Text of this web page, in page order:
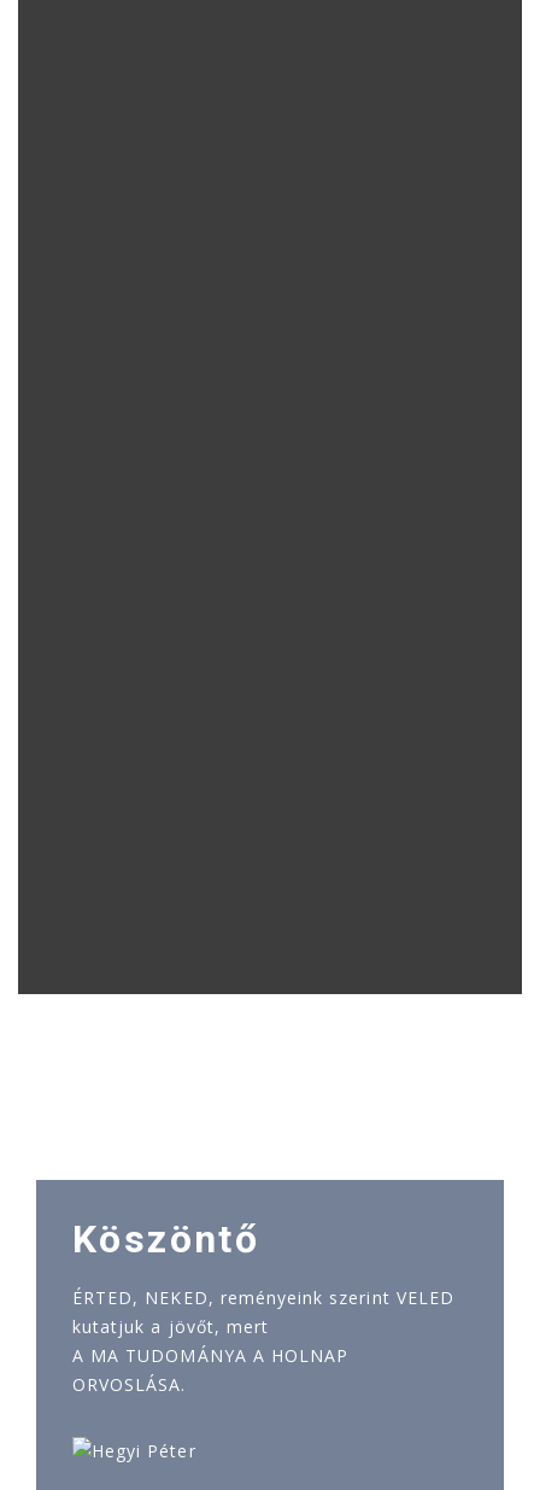
Köszöntő
ÉRTED, NEKED, reményeink szerint VELED
kutatjuk a jövőt, mert
A MA TUDOMÁNYA A HOLNAP
ORVOSLÁSA.